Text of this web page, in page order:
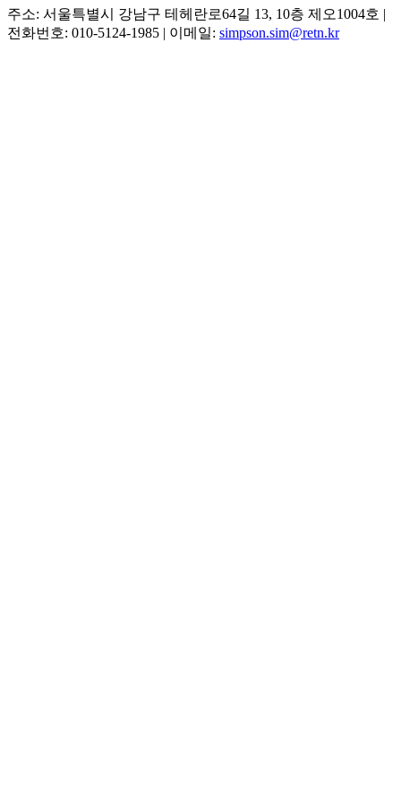
주소: 서울특별시 강남구 테헤란로64길 13, 10층 제오1004호 |
전화번호: 010-5124-1985 | 이메일: simpson.sim@retn.kr